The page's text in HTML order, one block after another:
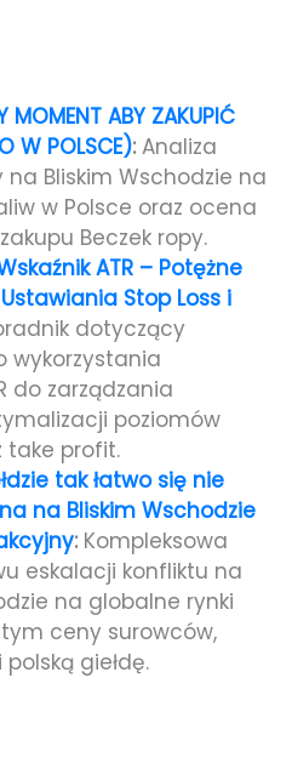
MOMENT ABY ZAKUPIĆ
W POLSCE):Analiza
na Bliskim Wschodzie na
w Polsce oraz ocena
Beczek ropy.
ATR – Potężne
Stop Loss i
dotyczący
wykorzystania
do zarządzania
poziomów
take profit.
tak łatwo się nie
na Bliskim Wschodzie
:Kompleksowa
eskalacji konfliktu na
na globalne rynki
ceny surowców,
giełdę.